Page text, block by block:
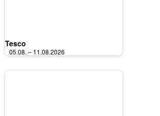
Tesco
05.08. – 11.08.2026